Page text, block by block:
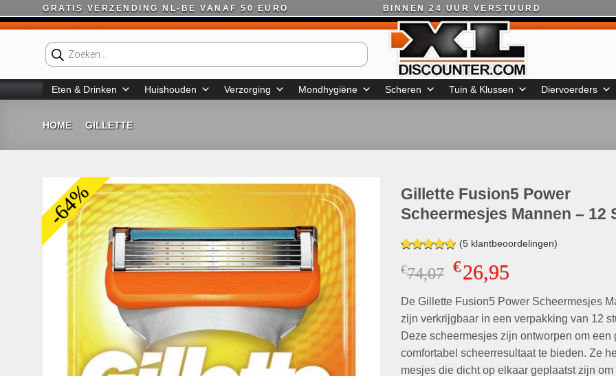
naar
GRATIS VERZENDING NL-BE VANAF 50 EURO BINNEN 24 UUR VERSTUURD
Producten
zoeken
Eten & Drinken Huishouden Verzorging Mondhygiëne Scheren Tuin & Klussen Diervoerders
HOME - GILLETTE
-64%
Gillette Fusion5 Power
Scheermesjes Mannen – 12
Gewaardeerd
5.00op 5
gebaseerd
waarderingen
(5klantbeoordelingen)
€74,07 Oorspronkelijke
was:
€74,07.
€26,95Huidige
is:
€26,95.
De Gillette Fusion5 Power Scheermesjes
zijn verkrijgbaar in een verpakking van 12
Deze scheermesjes zijn ontworpen om een
comfortabel scheerresultaat te bieden. Ze
mesjes die dicht op elkaar geplaatst zijn om